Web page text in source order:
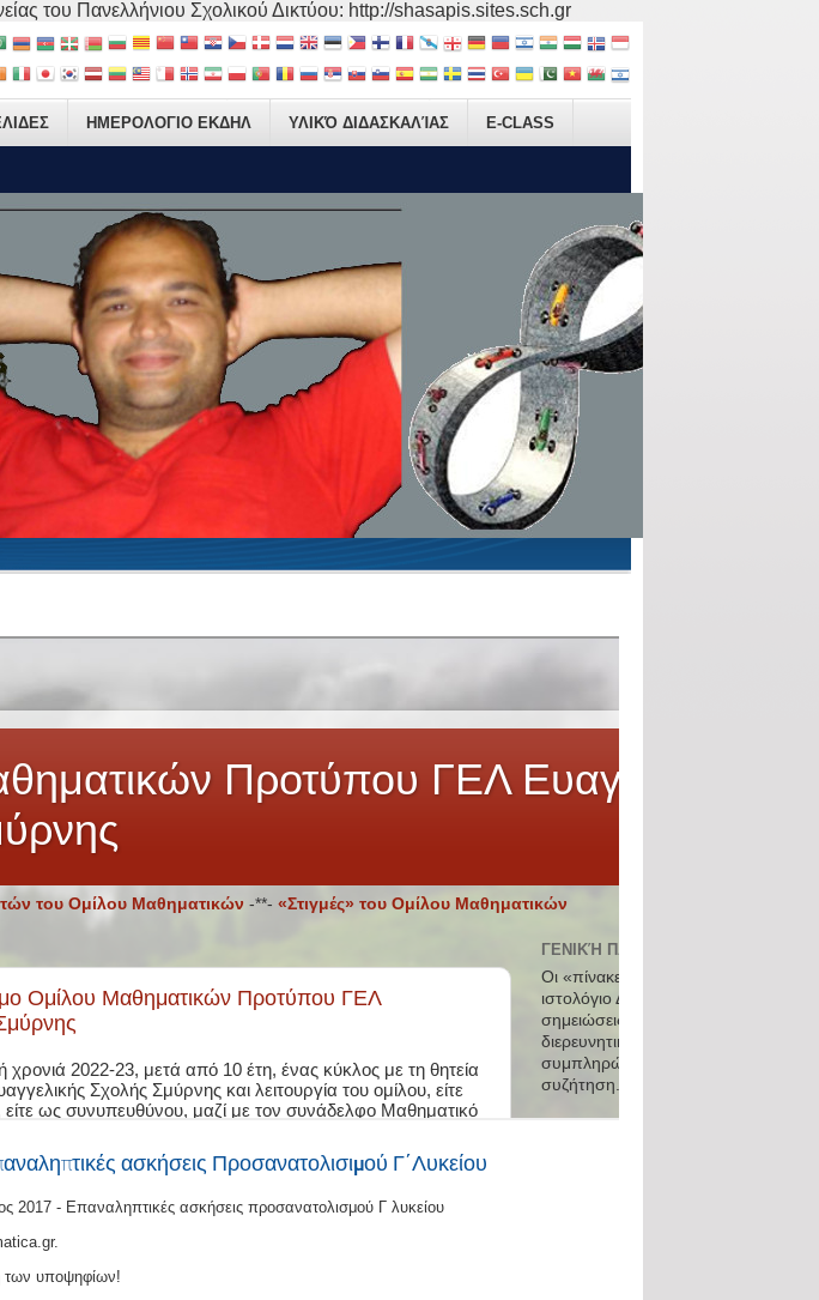
του Πανελλήνιου Σχολικού Δικτύου: http://shasapis.sites.sch.gr
ΗΜΕΡΟΛΟΓΙΟ ΕΚΔΗΛ ΥΛΙΚΌ ΔΙΔΑΣΚΑΛΊΑΣ E-CLASS
ασκήσεις Προσανατολισιμού Γ΄Λυκείου
2017 - Επαναληπτικές ασκήσεις προσανατολισμού Γ λυκείου
των υποψηφίων!